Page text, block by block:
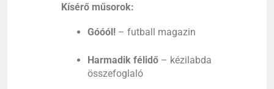
Kísérő műsorok:
Góóól! –futball magazin
Harmadikfélidő – kézilabda
összefoglaló